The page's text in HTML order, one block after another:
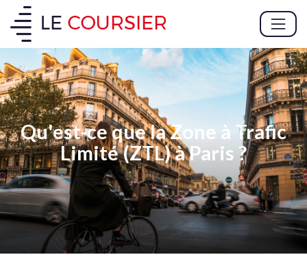
Qu'est-ce que la Zone à Trafic
Limité (ZTL) à Paris ?